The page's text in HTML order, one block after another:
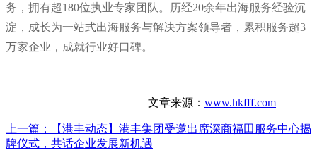
务，拥有超180位执业专家团队。历经20余年出海服务经验沉
淀，成长为一站式出海服务与解决方案领导者，累积服务超3
万家企业，成就行业好口碑。
文章来源： www.hkfff.com
上一篇：
【港丰动态】港丰集团受邀出席深商福田服务中心揭
牌仪式，共话企业发展新机遇